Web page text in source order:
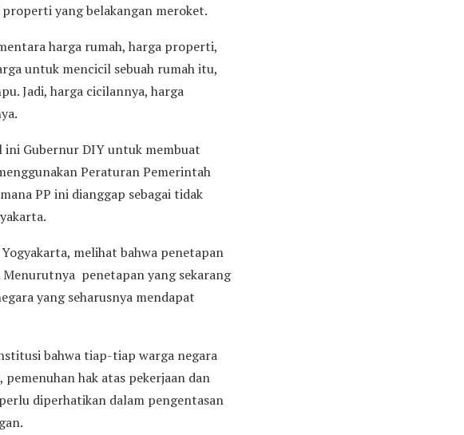
yang belakangan meroket.
harga rumah, harga properti,
untuk mencicil sebuah rumah itu,
Jadi, harga cicilannya, harga
ini Gubernur DIY untuk membuat
Peraturan Pemerintah
PP ini dianggap sebagai tidak
melihat bahwa penetapan
Menurutnya penetapan yang sekarang
yang seharusnya mendapat
bahwa tiap-tiap warga negara
hak atas pekerjaan dan
diperhatikan dalam pengentasan